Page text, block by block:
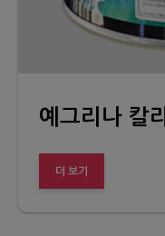
예그리나 칼
더 보기